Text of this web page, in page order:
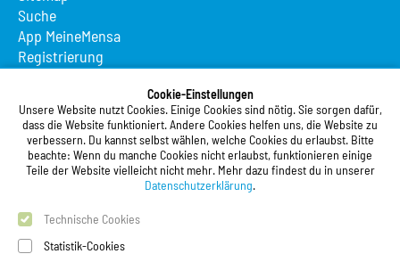
Cookie-Einstellungen
Unsere Website nutzt Cookies. Einige Cookies sind nötig. Sie sorgen dafür,
dass die Website funktioniert. Andere Cookies helfen uns, die Website zu
verbessern. Du kannst selbst wählen, welche Cookies du erlaubst. Bitte
beachte: Wenn du manche Cookies nicht erlaubst, funktionieren einige
Teile der Website vielleicht nicht mehr. Mehr dazu findest du in unserer
Datenschutzerklärung.
Technische Cookies
Statistik-Cookies
Suche
App MeineMensa
Registrierung
Studierendenwerk Vorderpfalz
Studierendenwerk Vorderpfalz
Anstalt des öffentlichen Rechts
Xylanderstraße 17
76829 Landau in der Pfalz
Telefon:+49 6341 9179 0
Telefax: +49 6341 9179 16